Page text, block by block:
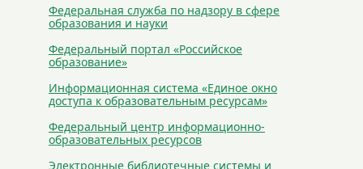
Федеральная служба по надзору в сфере
образования и науки
Федеральный портал «Российское
образование»
Информационная система «Единое окно
доступа к образовательным ресурсам»
Федеральный центр информационно-
образовательных ресурсов
Электронные библиотечные системы и